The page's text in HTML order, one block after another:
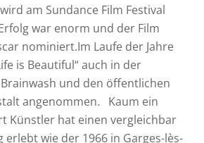
am Sundance Film Festival
war enorm und der Film
nominiert.Im Laufe der Jahre
is Beautiful“ auch in der
und den öffentlichen
angenommen. Kaum ein
Künstler hat einen vergleichbar
erlebt wie der 1966 in Garges-lès-